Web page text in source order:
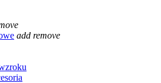
add remove